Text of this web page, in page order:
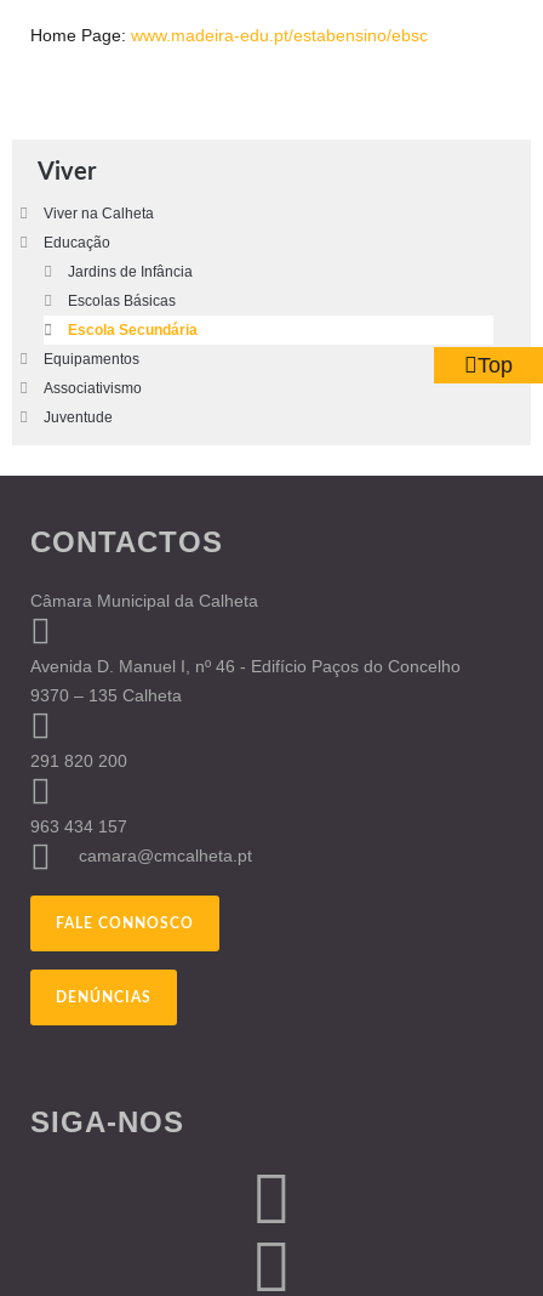
Home Page: www.madeira-edu.pt/estabensino/ebsc
Viver
Viver na Calheta
Educação
Jardins de Infância
Escolas Básicas
Escola Secundária
Equipamentos
Associativismo
Juventude
CONTACTOS
Câmara Municipal da Calheta
Avenida D. Manuel I, nº 46 - Edifício Paços do Concelho
9370 – 135 Calheta
291 820 200
963 434 157
camara@cmcalheta.pt
FALE CONNOSCO
DENÚNCIAS
SIGA-NOS
Top